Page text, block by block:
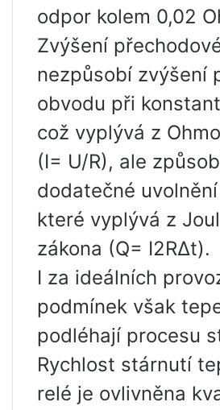
odpor kolem 0,02
Zvýšení
nezpůsobí zvýšení
obvodu při
což vyplývá z
(I= U/R), ale
dodatečné
které vyplývá z
zákona (Q= I2R∆t).
I za ideálních
podmínek však
podléhají procesu
Rychlost stárnutí
relé je ovlivněna